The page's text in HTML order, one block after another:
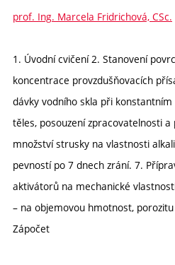
prof. Ing. Marcela Fridrichová, CSc.
1. Úvodní cvičení 2. Stanovení
koncentrace provzdušňovacích
dávky vodního skla při
těles, posouzení zpracovatelnosti
množství strusky na vlastnosti
pevností po 7 dnech zrání. 7.
aktivátorů na mechanické
– na objemovou hmotnost,
Zápočet